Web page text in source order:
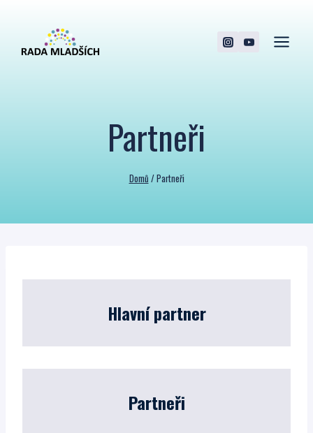
obsah
Partneři
Domů /Partneři
Hlavní partner
Partneři